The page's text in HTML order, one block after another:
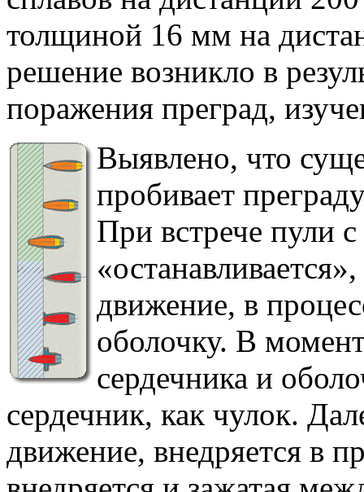
толщиной 16 мм на
решение возникло в
поражения преград,
Выявлено, что
пробивает
При встрече пули
движение, в
оболочку. В
сердечника и
сердечник, как чулок.
движение, внедряется в